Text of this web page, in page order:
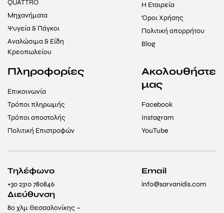
QUATTRO
Μηχανήματα
Ψυγεία & Πάγκοι
Αναλώσιμα & Είδη
Κρεοπωλείου
Η Εταιρεία
Όροι Χρήσης
Πολιτική απορρήτου
Blog
Πληροφορίες
Επικοινωνία
Τρόποι πληρωμής
Τρόποι αποστολής
Πολιτική Επιστροφών
Ακολουθήστε
μας
Facebook
Instagram
YouTube
Τηλέφωνο
+30 2310 780846
Email
info@sarvanidis.com
Διεύθυνση
8ο χλμ Θεσσαλονίκης –